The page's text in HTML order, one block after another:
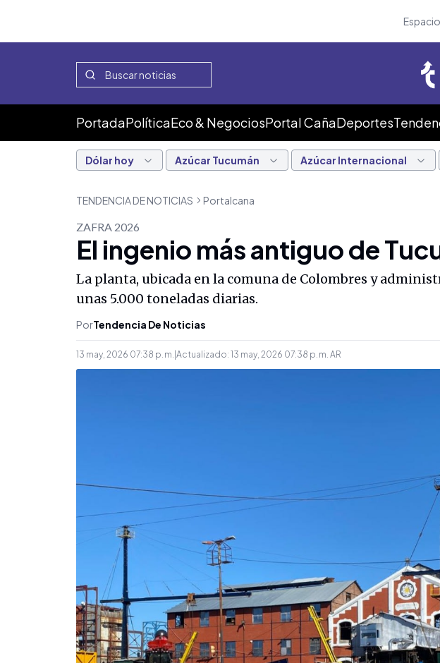
PortadaPolíticaEco & NegociosPortal CañaDeportes
Dólar hoy Azúcar Tucumán Azúcar Internacional
TENDENCIA DE NOTICIAS Portalcana
ZAFRA 2026
El ingenio más antiguo de
La planta, ubicada en la comuna de Colombres y
unas 5.000 toneladas diarias.
PorTendencia De Noticias
13 may, 2026 07:38 p. m. Actualizado: 13 may, 2026 07:38 p. m. AR